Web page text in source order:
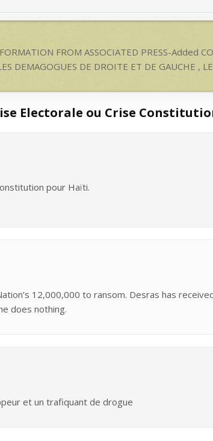
FROM ASSOCIATED PRESS-Added
DEMAGOGUES DE DROITE ET DE GAUCHE ,
Electorale ou Crise
pour Haïti.
12,000,000 to ransom. Desras has
does nothing.
et un trafiquant de drogue